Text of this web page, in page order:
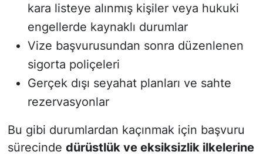
kara listeye alınmış kişiler veya hukuki
engellerde kaynaklı durumlar
Vize başvurusundan sonra düzenlenen
sigorta poliçeleri
Gerçek dışı seyahat planları ve sahte
rezervasyonlar
Bu gibi durumlardan kaçınmak için başvuru
sürecinde dürüstlük ve eksiksizlik ilkelerine